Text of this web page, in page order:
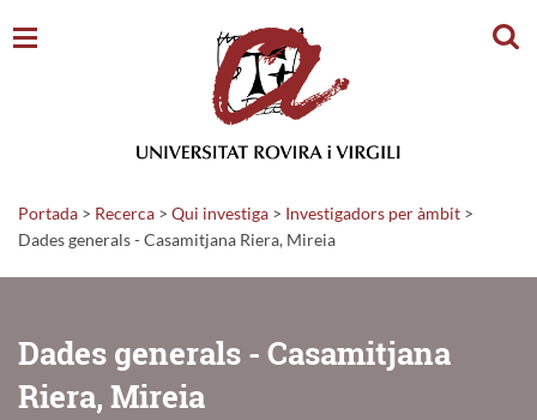
Portada > Recerca > Qui investiga > Investigadors per àmbit >
Dades generals - Casamitjana Riera, Mireia
Dades generals - Casamitjana
Riera, Mireia